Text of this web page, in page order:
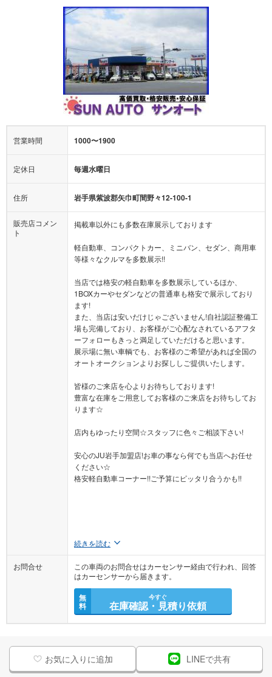
営業時間 1000〜1900
定休日 毎週水曜日
住所 岩手県紫波郡矢巾町間野々12-100-1
販売店コメン
ト
掲載車以外にも多数在庫展示しております
軽自動車、コンパクトカー、ミニバン、セダン、商用車
等様々なクルマを多数展示!!
当店では格安の軽自動車を多数展示しているほか、
1BOXカーやセダンなどの普通車も格安で展示しており
ます!
また、当店は安いだけじゃございません!自社認証整備工
場も完備しており、お客様がご心配なされているアフタ
ーフォローもきっと満足していただけると思います。
展示場に無い車輌でも、お客様のご希望があれば全国の
オートオークションよりお探ししご提供いたします。
皆様のご来店を心よりお待ちしております!
豊富な在庫をご用意してお客様のご来店をお待ちしてお
ります☆
店内もゆったり空間☆スタッフに色々ご相談下さい!
安心のJU岩手加盟店!お車の事なら何でも当店へお任せ
ください☆
格安軽自動車コーナー!!ご予算にピッタリ合うかも!!
続きを読む
お問合せ
この車両のお問合せはカーセンサー経由で行われ、回答
はカーセンサーから届きます。
無
料
今すぐ
在庫確認・見積り依頼
お気に入りに追加 LINEで共有